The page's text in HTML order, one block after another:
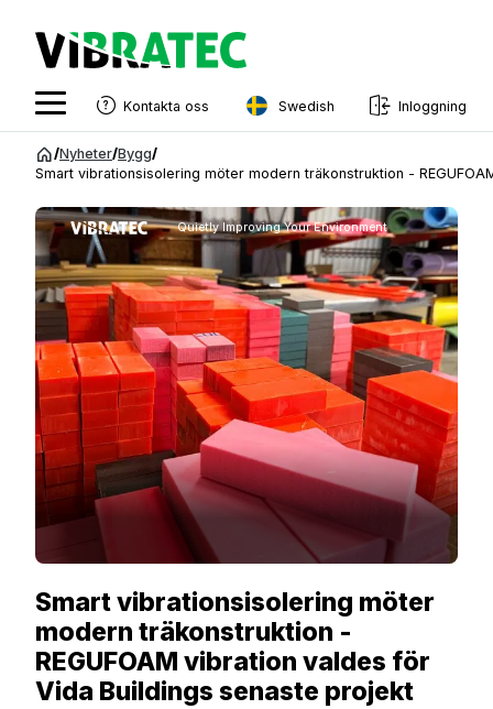
Hoppa
Kontakta oss Swedish
Swedish
Norwegian
French
Estonian
Finnish
Danish
Inloggning
/Nyheter/Bygg/
Smart vibrationsisolering möter modern träkonstruktion -
Quietly Improving Your Environment
Smart vibrationsisolering möter
modern träkonstruktion -
REGUFOAM vibration valdes för
Vida Buildings senaste projekt